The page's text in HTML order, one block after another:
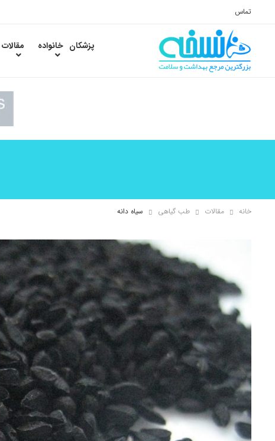
تماس
پزشکان خانواده مقالات
خانه مقالات طب گیاهی سیاه دانه